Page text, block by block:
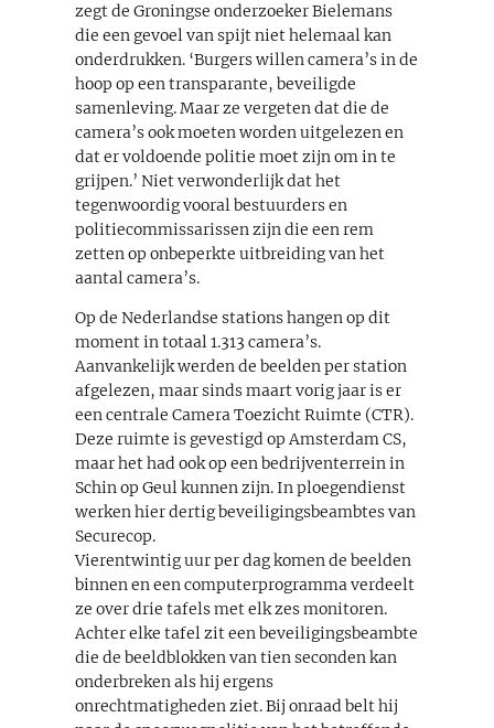
zegt de Groningse onderzoeker Bielemans
die een gevoel van spijt niet helemaal kan
onderdrukken. ‘Burgers willen camera’s in de
hoop op een transparante, beveiligde
samenleving. Maar ze vergeten dat die de
camera’s ook moeten worden uitgelezen en
dat er voldoende politie moet zijn om in te
grijpen.’ Niet verwonderlijk dat het
tegenwoordig vooral bestuurders en
politiecommissarissen zijn die een rem
zetten op onbeperkte uitbreiding van het
aantal camera’s.
Op de Nederlandse stations hangen op dit
moment in totaal 1.313 camera’s.
Aanvankelijk werden de beelden per station
afgelezen, maar sinds maart vorig jaar is er
een centrale Camera Toezicht Ruimte (CTR).
Deze ruimte is gevestigd op Amsterdam CS,
maar het had ook op een bedrijventerrein in
Schin op Geul kunnen zijn. In ploegendienst
werken hier dertig beveiligingsbeambtes van
Securecop.
Vierentwintig uur per dag komen de beelden
binnen en een computerprogramma verdeelt
ze over drie tafels met elk zes monitoren.
Achter elke tafel zit een beveiligingsbeambte
die de beeldblokken van tien seconden kan
onderbreken als hij ergens
onrechtmatigheden ziet. Bij onraad belt hij